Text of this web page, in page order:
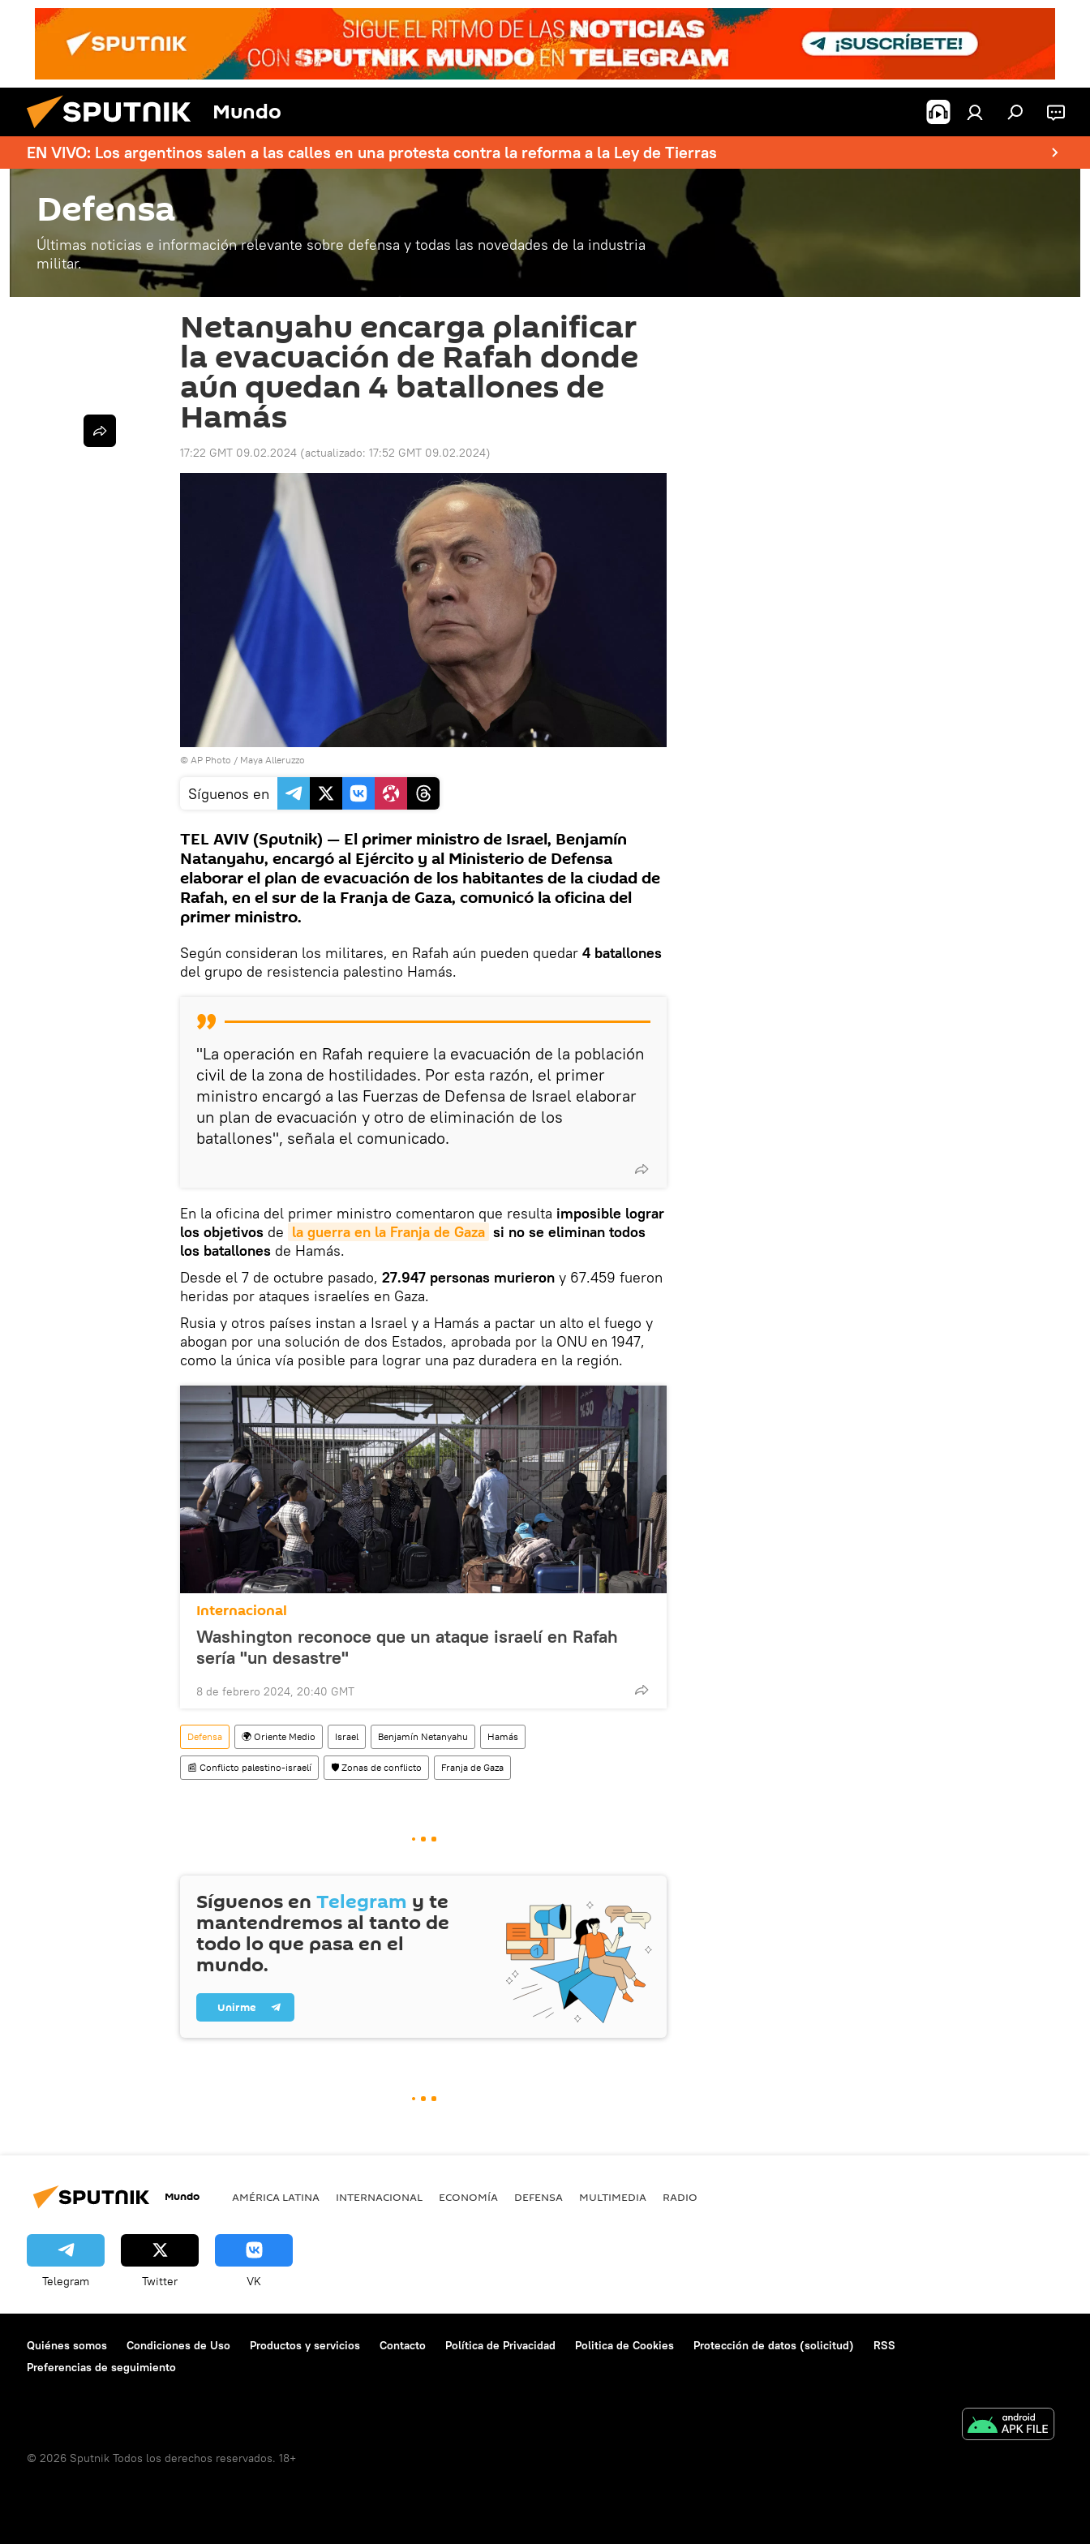
Mundo
EN VIVO: Los argentinos salen a las calles en una protesta contra la reforma a la Ley de Tierras
Defensa
Últimas noticias e información relevante sobre defensa y todas las novedades de la industria
militar.
Netanyahu encarga planificar
la evacuación de Rafah donde
aún quedan 4 batallones de
Hamás
17:22 GMT 09.02.2024 (actualizado: 17:52 GMT 09.02.2024)
© AP Photo / Maya Alleruzzo
Síguenos en
TEL AVIV (Sputnik) — El primer ministro de Israel, Benjamín
Natanyahu, encargó al Ejército y al Ministerio de Defensa
elaborar el plan de evacuación de los habitantes de la ciudad de
Rafah, en el sur de la Franja de Gaza, comunicó la oficina del
primer ministro.
Según consideran los militares, en Rafah aún pueden quedar 4 batallones
del grupo de resistencia palestino Hamás.
"La operación en Rafah requiere la evacuación de la población
civil de la zona de hostilidades. Por esta razón, el primer
ministro encargó a las Fuerzas de Defensa de Israel elaborar
un plan de evacuación y otro de eliminación de los
batallones", señala el comunicado.
En la oficina del primer ministro comentaron que resulta imposible lograr
los objetivos de la guerra en la Franja de Gaza si no se eliminan todos
los batallones de Hamás.
Desde el 7 de octubre pasado, 27.947 personas murieron y 67.459 fueron
heridas por ataques israelíes en Gaza.
Rusia y otros países instan a Israel y a Hamás a pactar un alto el fuego y
abogan por una solución de dos Estados, aprobada por la ONU en 1947,
como la única vía posible para lograr una paz duradera en la región.
Internacional
Washington reconoce que un ataque israelí en Rafah
sería "un desastre"
8 de febrero 2024, 20:40 GMT
Defensa 🌍 Oriente Medio Israel Benjamín Netanyahu Hamás
📰 Conflicto palestino-israelí 🛡️ Zonas de conflicto Franja de Gaza
Síguenos en Telegram y te
mantendremos al tanto de
todo lo que pasa en el
mundo.
Unirme
Mundo AMÉRICA LATINA INTERNACIONAL ECONOMÍA DEFENSA MULTIMEDIA RADIO
Telegram Twitter VK
Quiénes somos Condiciones de Uso Productos y servicios Contacto Política de Privacidad Politica de Cookies Protección de datos (solicitud)
RSS
Preferencias de seguimiento
© 2026 Sputnik Todos los derechos reservados. 18+